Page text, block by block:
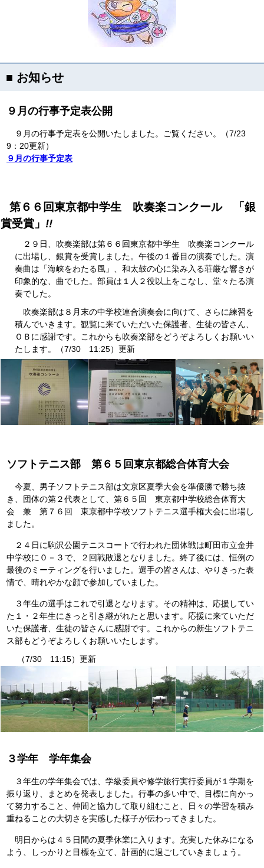
■ お知らせ
９月の行事予定表公開
９月の行事予定表を公開いたしました。ご覧ください。（7/23
9：20更新）
９月の行事予定表
第６６回東京都中学生 吹奏楽コンクール 「銀
賞受賞」 !!
２９日、吹奏楽部は第６６回東京都中学生 吹奏楽コンクール
に出場し、銀賞を受賞しました。午後の１番目の演奏でした。演
奏曲は「海峡をわたる風」、和太鼓の心に染み入る荘厳な響きが
印象的な、曲でした。部員は１人２役以上をこなし、堂々たる演
奏でした。
吹奏楽部は８月末の中学校連合演奏会に向けて、さらに練習を
積んでいきます。観覧に来ていただいた保護者、生徒の皆さん、
ＯＢに感謝です。これからも吹奏楽部をどうぞよろしくお願いい
たします。（7/30 11:25）更新
ソフトテニス部 第６５回東京都総合体育大会
今夏、男子ソフトテニス部は文京区夏季大会を準優勝で勝ち抜
き、団体の第２代表として、第６５回 東京都中学校総合体育大
会 兼 第７６回 東京都中学校ソフトテニス選手権大会に出場し
ました。
２４日に駒沢公園テニスコートで行われた団体戦は町田市立金井
中学校に０－３で、２回戦敗退となりました。終了後には、恒例の
最後のミーティングを行いました。選手の皆さんは、やりきった表
情で、晴れやかな顔で参加していました。
３年生の選手はこれで引退となります。その精神は、応援してい
た１・２年生にきっと引き継がれたと思います。応援に来ていただ
いた保護者、生徒の皆さんに感謝です。これからの新生ソフトテニ
ス部もどうぞよろしくお願いいたします。
（7/30 11:15）更新
３学年 学年集会
３年生の学年集会では、学級委員や修学旅行実行委員が１学期を
振り返り、まとめを発表しました。行事の多い中で、目標に向かっ
て努力すること、仲間と協力して取り組むこと、日々の学習を積み
重ねることの大切さを実感した様子が伝わってきました。
明日からは４５日間の夏季休業に入ります。充実した休みになる
よう、しっかりと目標を立て、計画的に過ごしていきましょう。